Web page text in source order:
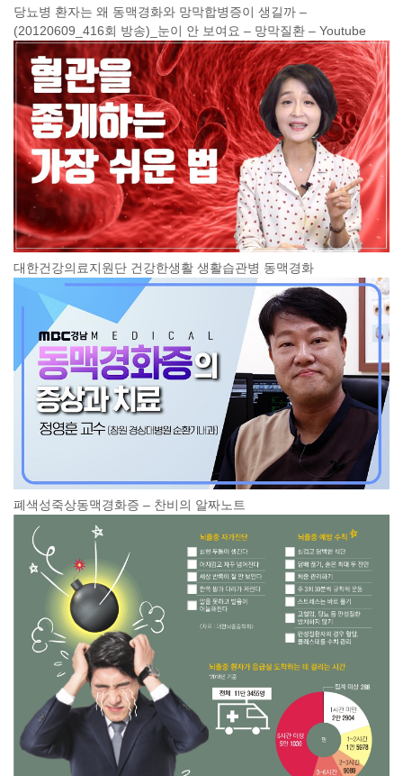
당뇨병 환자는 왜 동맥경화와 망막합병증이 생길까 –
(20120609_416회 방송)_눈이 안 보여요 – 망막질환 – Youtube
대한건강의료지원단 건강한생활 생활습관병 동맥경화
폐색성죽상동맥경화증 – 찬비의 알짜노트